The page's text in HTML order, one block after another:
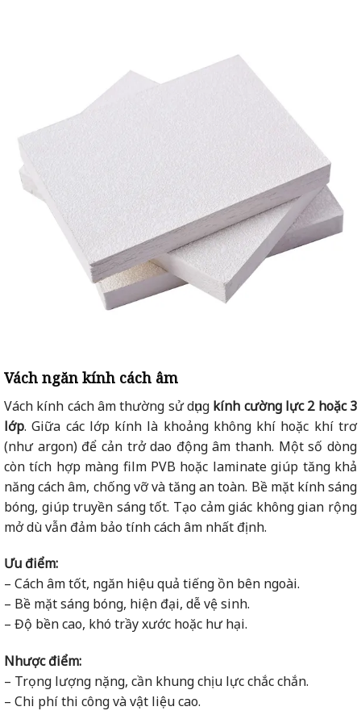
Vách ngăn kính cách âm
Vách kính cách âm thường sử dụng kính cường lực 2 hoặc 3
lớp. Giữa các lớp kính là khoảng không khí hoặc khí trơ
(như argon) để cản trở dao động âm thanh. Một số dòng
còn tích hợp màng film PVB hoặc laminate giúp tăng khả
năng cách âm, chống vỡ và tăng an toàn. Bề mặt kính sáng
bóng, giúp truyền sáng tốt. Tạo cảm giác không gian rộng
mở dù vẫn đảm bảo tính cách âm nhất định.
Ưu điểm:
– Cách âm tốt, ngăn hiệu quả tiếng ồn bên ngoài.
– Bề mặt sáng bóng, hiện đại, dễ vệ sinh.
– Độ bền cao, khó trầy xước hoặc hư hại.
Nhược điểm:
– Trọng lượng nặng, cần khung chịu lực chắc chắn.
– Chi phí thi công và vật liệu cao.